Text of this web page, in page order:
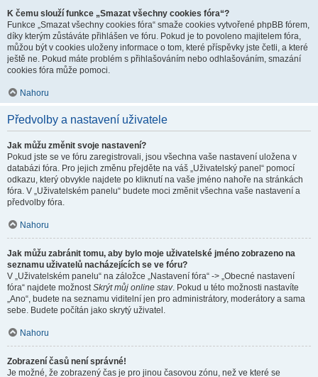
K čemu slouží funkce „Smazat všechny cookies fóra“?
Funkce „Smazat všechny cookies fóra“ smaže cookies vytvořené phpBB fórem,
díky kterým zůstáváte přihlášen ve fóru. Pokud je to povoleno majitelem fóra,
můžou být v cookies uloženy informace o tom, které příspěvky jste četli, a které
ještě ne. Pokud máte problém s přihlašováním nebo odhlašováním, smazání
cookies fóra může pomoci.
Nahoru
Předvolby a nastavení uživatele
Jak můžu změnit svoje nastavení?
Pokud jste se ve fóru zaregistrovali, jsou všechna vaše nastavení uložena v
databázi fóra. Pro jejich změnu přejděte na váš „Uživatelský panel“ pomocí
odkazu, který obvykle najdete po kliknutí na vaše jméno nahoře na stránkách
fóra. V „Uživatelském panelu“ budete moci změnit všechna vaše nastavení a
předvolby fóra.
Nahoru
Jak můžu zabránit tomu, aby bylo moje uživatelské jméno zobrazeno na
seznamu uživatelů nacházejících se ve fóru?
V „Uživatelském panelu“ na záložce „Nastavení fóra“ -> „Obecné nastavení
fóra“ najdete možnostSkrýt můj online stav. Pokud u této možnosti nastavíte
„Ano“, budete na seznamu viditelní jen pro administrátory, moderátory a sama
sebe. Budete počítán jako skrytý uživatel.
Nahoru
Zobrazení časů není správné!
Je možné, že zobrazený čas je pro jinou časovou zónu, než ve které se